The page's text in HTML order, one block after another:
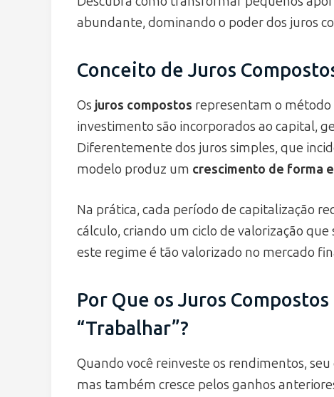
abundante, dominando o poder dos juros
Conceito de Juros
Os juros compostos representam o
investimento são incorporados ao capital,
Diferentemente dos juros simples, que
modelo produz um crescimento de forma
Na prática, cada período de capitalização
cálculo, criando um ciclo de valorização que
este regime é tão valorizado no mercado
Por Que os Juros
“Trabalhar”?
Quando você reinveste os rendimentos,
mas também cresce pelos ganhos